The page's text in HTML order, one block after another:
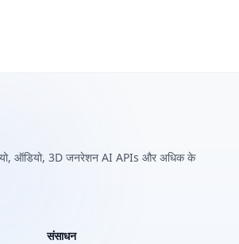
ऑडियो, 3D जनरेशन AI APIs और अधिक के
संसाधन